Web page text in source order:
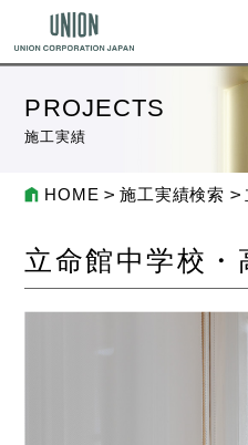
PROJECTS
施工実績
HOME 施工実績検索
立命館中学校・